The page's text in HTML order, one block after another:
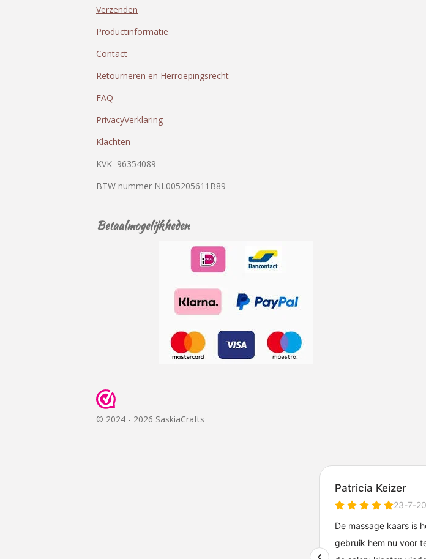
Verzenden
Productinformatie
Contact
Retourneren en Herroepingsrecht
FAQ
PrivacyVerklaring
Klachten
KVK 96354089
BTW nummer NL005205611B89
Betaalmogelijkheden
© 2024 - 2026 SaskiaCrafts